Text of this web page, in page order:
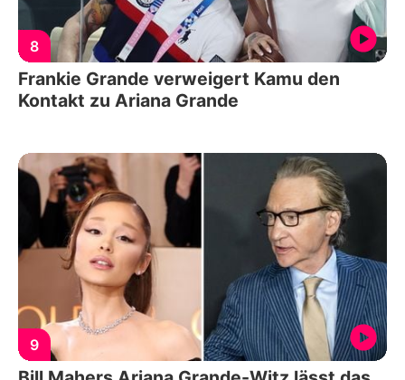
8
Frankie Grande verweigert Kamu den
Kontakt zu Ariana Grande
9